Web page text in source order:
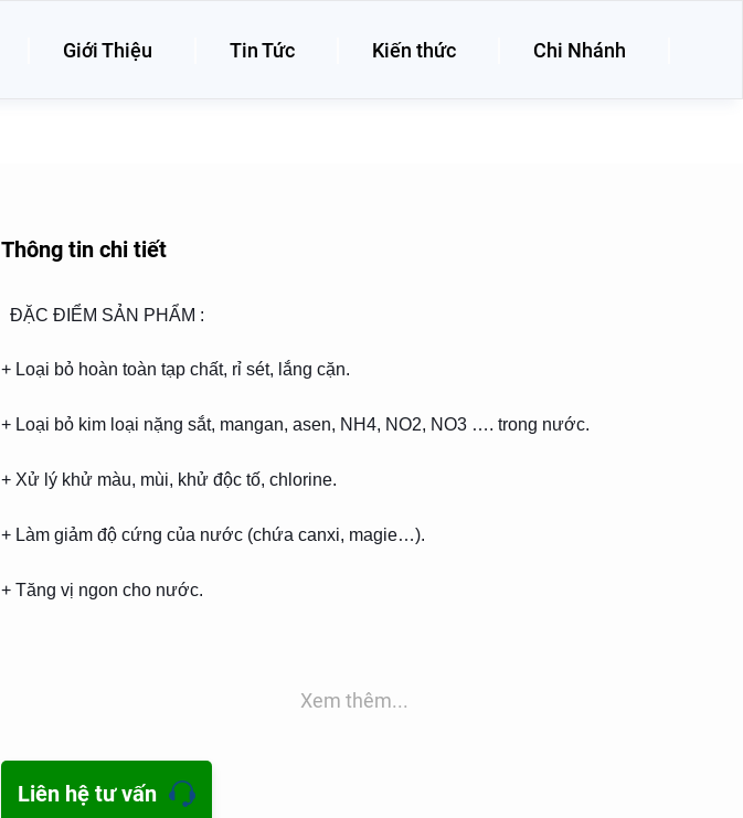
Giới Thiệu Tin Tức Kiến thức Chi Nhánh
Thông tin chi tiết
ĐẶC ĐIỂM SẢN PHẨM :
+ Loại bỏ hoàn toàn tạp chất, rỉ sét, lắng cặn.
+ Loại bỏ kim loại nặng sắt, mangan, asen, NH4, NO2, NO3 …. trong nước.
+ Xử lý khử màu, mùi, khử độc tố, chlorine.
+ Làm giảm độ cứng của nước (chứa canxi, magie…).
+ Tăng vị ngon cho nước.
+ Phù hợp với mọi không gian trong nhà và ngoài trời, giúp nâng cao chất lượng cuộc
Xem thêm...
Liên hệ tư vấn